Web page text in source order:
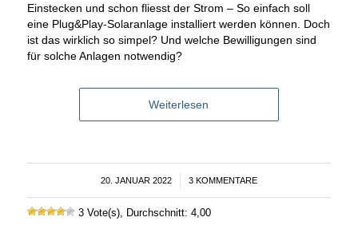
Einstecken und schon fliesst der Strom – So einfach soll
eine Plug&Play-Solaranlage installiert werden können. Doch
ist das wirklich so simpel? Und welche Bewilligungen sind
für solche Anlagen notwendig?
Weiterlesen
20. JANUAR 2022
/ 3 KOMMENTARE
3 Vote(s), Durchschnitt: 4,00